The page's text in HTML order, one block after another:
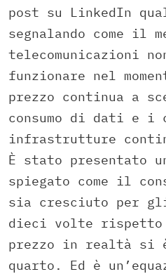
post su LinkedIn
segnalando come il
telecomunicazioni
funzionare nel
prezzo continua a
consumo di dati e i
infrastrutture
È stato presentato
spiegato come il
sia cresciuto per
dieci volte rispetto
prezzo in realtà si
quarto. Ed è